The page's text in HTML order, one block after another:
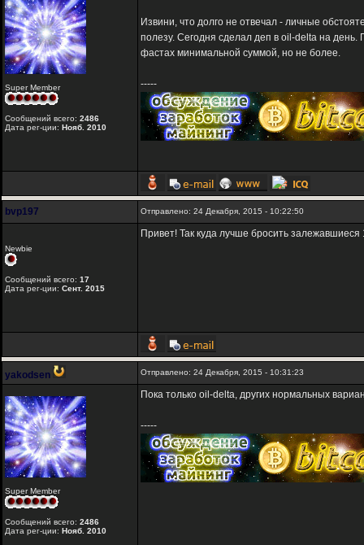
Super Member
Сообщений всего: 2486
Дата рег-ции: Нояб. 2010
Извини, что долго не отвечал - личные
полезу. Сегодня сделал деп в oil-delta на
фастах минимальной суммой, но не более.
-----
bvp197 Отправлено: 24 Декабря, 2015 - 10:22:50
Newbie
Сообщений всего: 17
Дата рег-ции: Сент. 2015
Привет! Так куда лучше бросить залежавшиеся
yakodsen Отправлено: 24 Декабря, 2015 - 10:31:23
Super Member
Сообщений всего: 2486
Дата рег-ции: Нояб. 2010
Пока только oil-delta, других нормальных
-----